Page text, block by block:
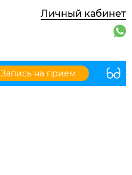
Личный кабинет
Запись на прием